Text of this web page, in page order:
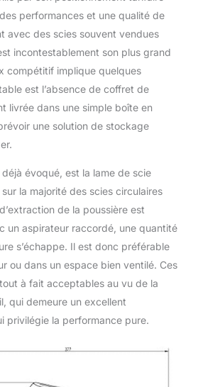
performances et une qualité de
avec des scies souvent vendues
incontestablement son plus grand
compétitif implique quelques
est l’absence de coffret de
livrée dans une simple boîte en
une solution de stockage
évoqué, est la lame de scie
la majorité des scies circulaires
de la poussière est
un aspirateur raccordé, une quantité
s’échappe. Il est donc préférable
ou dans un espace bien ventilé. Ces
à fait acceptables au vu de la
qui demeure un excellent
privilégie la performance pure.